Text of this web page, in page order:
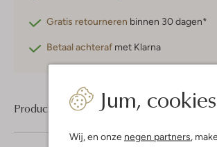
Jum,
Wij, en onze negen partners ,
Gratis retourneren binnen 30 dagen*
Betaal achteraf met Klarna
Product informatie